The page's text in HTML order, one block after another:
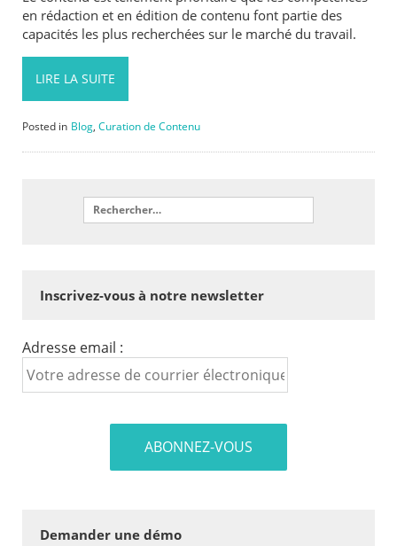
en rédaction et en édition de contenu font partie des
capacités les plus recherchées sur le marché du travail.
LIRE LA SUITE
Posted in Blog,Curation de Contenu
Inscrivez-vous à notre newsletter
Adresse email :
Demander une démo